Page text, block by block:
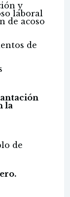
y
laboral
de acoso
de
la
de